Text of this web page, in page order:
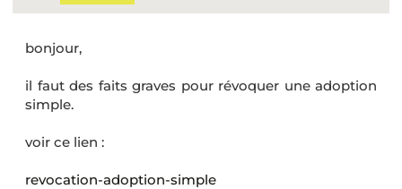
bonjour,
il faut des faits graves pour révoquer une adoption
simple.
voir ce lien :
revocation-adoption-simple